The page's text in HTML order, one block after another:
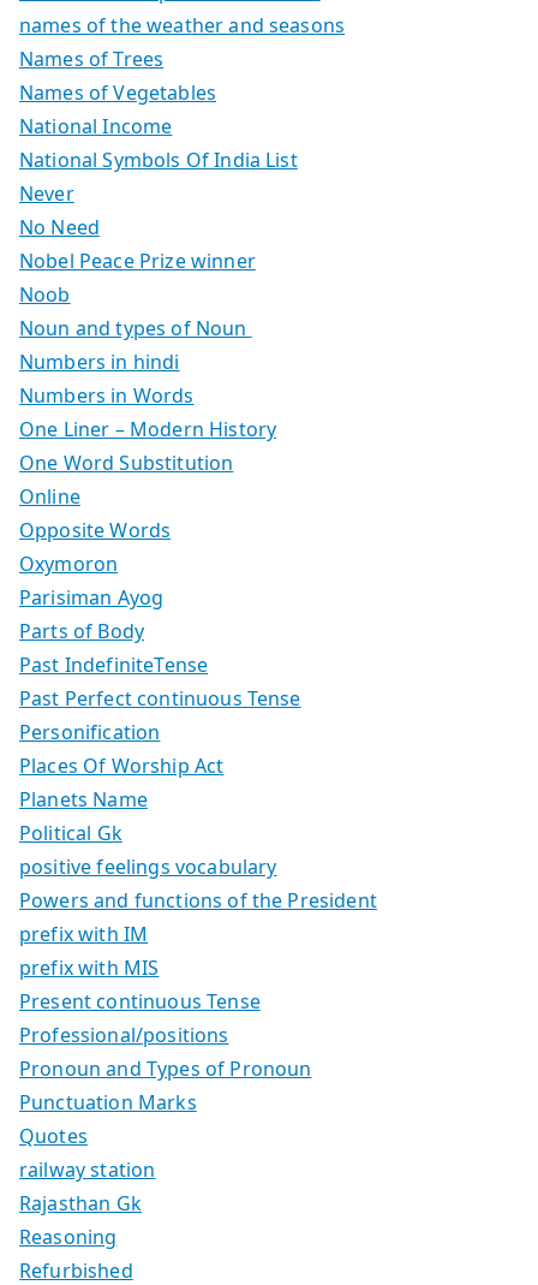
names of the weather and seasons
Names of Trees
Names of Vegetables
National Income
National Symbols Of India List
Never
No Need
Nobel Peace Prize winner
Noob
Noun and types of Noun
Numbers in hindi
Numbers in Words
One Liner – Modern History
One Word Substitution
Online
Opposite Words
Oxymoron
Parisiman Ayog
Parts of Body
Past IndefiniteTense
Past Perfect continuous Tense
Personification
Places Of Worship Act
Planets Name
Political Gk
positive feelings vocabulary
Powers and functions of the President
prefix with IM
prefix with MIS
Present continuous Tense
Professional/positions
Pronoun and Types of Pronoun
Punctuation Marks
Quotes
railway station
Rajasthan Gk
Reasoning
Refurbished